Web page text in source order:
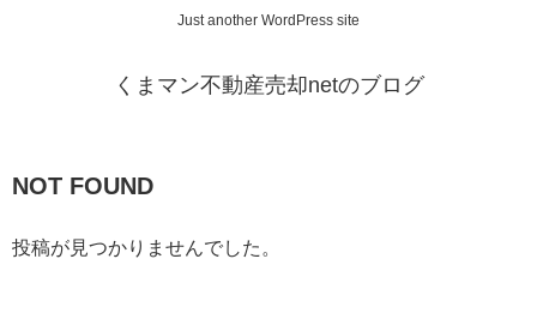
Just another WordPress site
くまマン不動産売却netのブログ
NOT FOUND
投稿が見つかりませんでした。